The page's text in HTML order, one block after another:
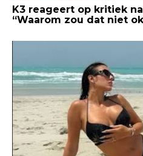
K3 reageert op kritiek
“Waarom zou dat niet